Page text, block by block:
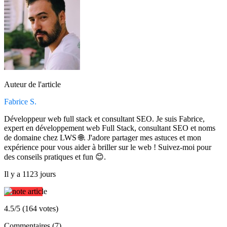
Auteur de l'article
Fabrice S.
Développeur web full stack et consultant SEO. Je suis Fabrice,
expert en développement web Full Stack, consultant SEO et noms
de domaine chez LWS 🌐. J'adore partager mes astuces et mon
expérience pour vous aider à briller sur le web ! Suivez-moi pour
des conseils pratiques et fun 😊.
Il y a 1123 jours
4.5/5 (164 votes)